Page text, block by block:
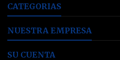
CATEGORIAS
NUESTRA EMPRESA
SU CUENTA